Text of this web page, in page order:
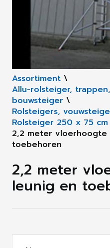
Assortiment \
Allu-rolsteiger,
bouwsteiger \
Rolsteigers,
Rolsteiger 250 x 75
2,2 meter vloerhoogte
toebehoren
2,2 meter
leunig en